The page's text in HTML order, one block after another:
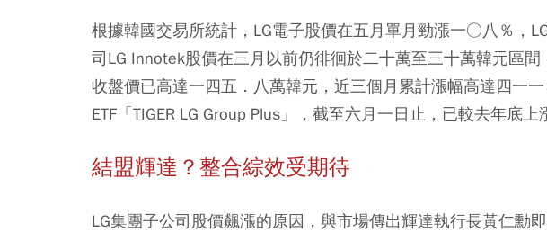
根據韓國交易所統計，LG電子股價在五月單月勁漲一○八％，
司LG Innotek股價在三月以前仍徘徊於二十萬至三十萬韓元區
收盤價已高達一四五．八萬韓元，近三個月累計漲幅高達四一
ETF「TIGER LG Group Plus」，截至六月一日止，已較去年底上
結盟輝達？整合綜效受期待
LG集團子公司股價飆漲的原因，與市場傳出輝達執行長黃仁勳